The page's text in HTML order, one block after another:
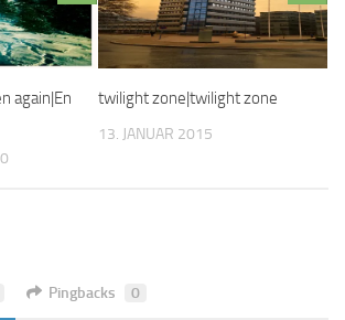
again|En
twilight zone|twilight zone
13. JANUAR 2015
Pingbacks 0